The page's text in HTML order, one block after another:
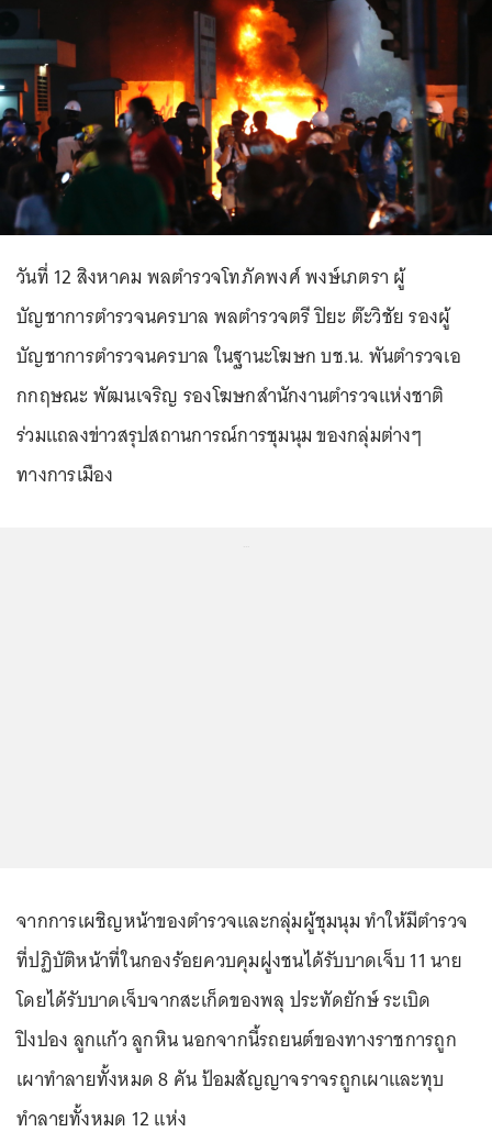
วันที่ 12 สิงหาคม พลตำรวจโทภัคพงศ์ พงษ์เภตรา ผู้
บัญชาการตำรวจนครบาล พลตำรวจตรี ปิยะ ต๊ะวิชัย รองผู้
บัญชาการตำรวจนครบาล ในฐานะโฆษก บช.น. พันตำรวจเอ
กกฤษณะ พัฒนเจริญ รองโฆษกสำนักงานตำรวจแห่งชาติ
ร่วมแถลงข่าวสรุปสถานการณ์การชุมนุม ของกลุ่มต่างๆ
ทางการเมือง
จากการเผชิญหน้าของตำรวจและกลุ่มผู้ชุมนุม ทำให้มีตำรวจ
ที่ปฏิบัติหน้าที่ในกองร้อยควบคุมฝูงชนได้รับบาดเจ็บ 11 นาย
โดยได้รับบาดเจ็บจากสะเก็ดของพลุ ประทัดยักษ์ ระเบิด
ปิงปอง ลูกแก้ว ลูกหิน นอกจากนี้รถยนต์ของทางราชการถูก
เผาทำลายทั้งหมด 8 คัน ป้อมสัญญาจราจรถูกเผาและทุบ
ทำลายทั้งหมด 12 แห่ง